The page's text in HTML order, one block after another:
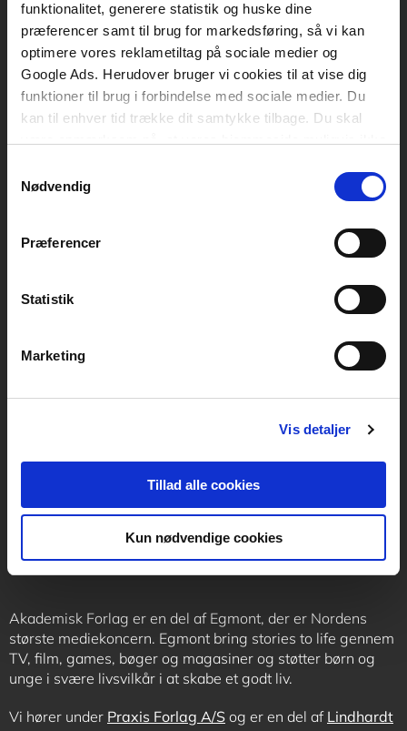
funktionalitet, generere statistik og huske dine
præferencer samt til brug for markedsføring, så vi kan
optimere vores reklametiltag på sociale medier og
Google Ads. Herudover bruger vi cookies til at vise dig
funktioner til brug i forbindelse med sociale medier. Du
kan til enhver tid trække dit samtykke tilbage. Du skal
tilbagetrækker et samtykke.
Nødvendig
Præferencer
Statistik
Marketing
Vis detaljer
Tillad alle cookies
Kun nødvendige cookies
Kontakt kundeservice
Mandag-fredag: kl. 10-15
+45 70 23 40 80
info@akademisk.dk
Kontakt teknisk support
Mandag-fredag: kl. 8-16
+45 70 24 00 00
Følg os
Akademisk Forlag er en del af Egmont, der er Nordens
største mediekoncern. Egmont bring stories to life gennem
TV, film, games, bøger og magasiner og støtter børn og
unge i svære livsvilkår i at skabe et godt liv.
Vi hører under Praxis Forlag A/S og er en del af Lindhardt